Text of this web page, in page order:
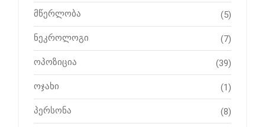
მწერლობა (5)
ნეკროლოგი (7)
ოპოზიცია (39)
ოჯახი (1)
პერსონა (8)